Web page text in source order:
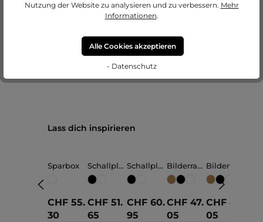
Ein großer Vorteil des Kunstglases ist dasgeringe Gewicht.
Kunstwerke wie Kreidebilder und Kohlezeichnungen solltest
du nicht mit Kunstglas einrahmen, da sich
dieses elektrostatisch aufladen kann und dadurch die
einzelnen Farbpartikel anzieht.
Produktgalerie überspringen
Lass dich inspirieren
Sparbox
CHF 55.
30
Schallplat
tenrahme
n Paula
CHF 51.
65
Schallplat
tenrahme
n Fiona
CHF 60.
95
Bilderrah
men Herz
"Schön,
dich gibt"
30x30cm
CHF 47.
05
Bilderrah
men Herz
"Mama"
30x30cm
CHF 47.
05
Nutzung der Website zu analysieren und zu verbessern. Mehr
Informationen.
Alle Cookies akzeptieren
- Datenschutz